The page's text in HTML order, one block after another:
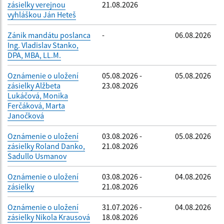
zásielky verejnou
vyhláškou Ján Heteš
21.08.2026
Zánik mandátu poslanca
Ing. Vladislav Stanko,
DPA, MBA, LL.M.
- 06.08.2026
Oznámenie o uložení
zásielky Alžbeta
Lukáčová, Monika
Ferčáková, Marta
Janočková
05.08.2026 -
23.08.2026
05.08.2026
Oznámenie o uložení
zásielky Roland Danko,
Sadullo Usmanov
03.08.2026 -
21.08.2026
05.08.2026
Oznámenie o uložení
zásielky
03.08.2026 -
21.08.2026
04.08.2026
Oznámenie o uložení
zásielky Nikola Krausová
31.07.2026 -
18.08.2026
04.08.2026